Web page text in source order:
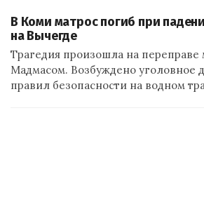
В Коми матрос погиб при
на Вычегде
Трагедия произошла на
Мадмасом. Возбуждено уголовное
правил безопасности на водном